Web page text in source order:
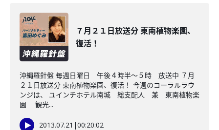
７月２１日放送分 東南植物楽園、
復活！
沖縄羅針盤 毎週日曜日 午後４時半～５時 放送中 ７月
２１日放送分 東南植物楽園、復活！ 今週のコーラルラウ
ンジは、 ユインチホテル南城 総支配人 兼 東南植物楽
園 観光...
2013.07.21 |00:20:02